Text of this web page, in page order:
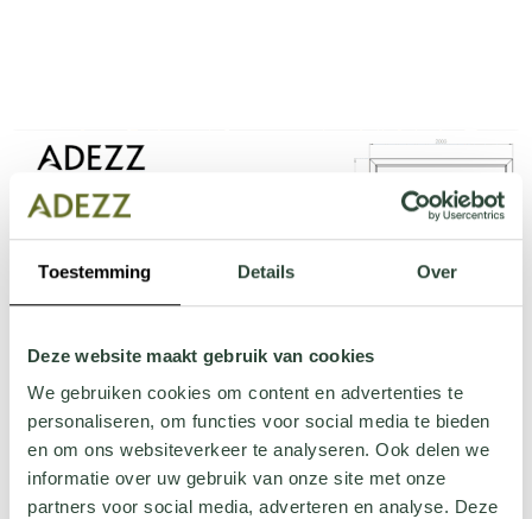
Toestemming Details Over
Deze website maakt gebruik van cookies
We gebruiken cookies om content en advertenties te
personaliseren, om functies voor social media te bieden
en om ons websiteverkeer te analyseren. Ook delen we
informatie over uw gebruik van onze site met onze
partners voor social media, adverteren en analyse. Deze